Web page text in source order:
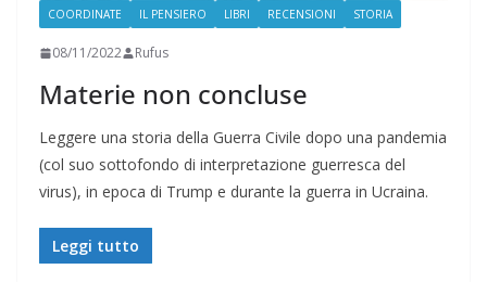
COORDINATE IL PENSIERO LIBRI RECENSIONI STORIA
08/11/2022 Rufus
Materie non concluse
Leggere una storia della Guerra Civile dopo una pandemia
(col suo sottofondo di interpretazione guerresca del
virus), in epoca di Trump e durante la guerra in Ucraina.
Leggi tutto